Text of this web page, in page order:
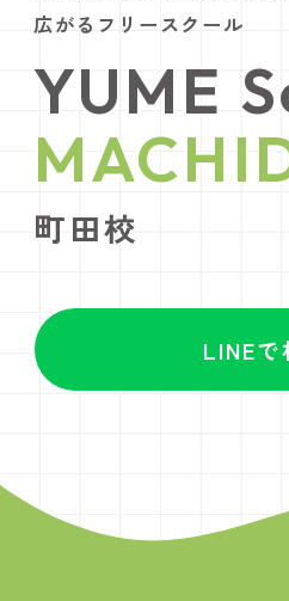
広がるフリースクール
YUME
町田校
LINEで